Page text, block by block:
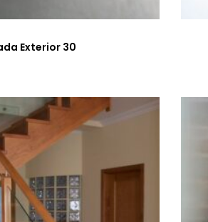
Exterior 30